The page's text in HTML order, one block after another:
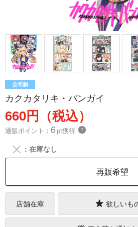
全年齢
カクカタリキ・バンガイ
660円（税込）
通販ポイント： 6pt獲得 ？
╳ ：在庫なし
再販希望
店舗在庫 欲しいも